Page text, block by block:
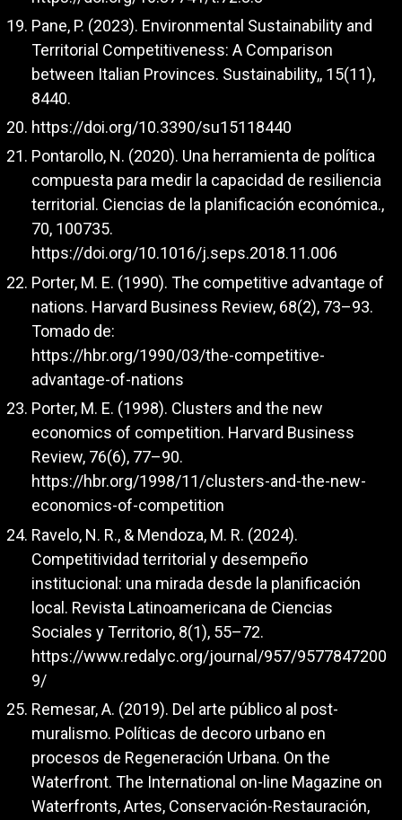
Pane, P. (2023). Environmental Sustainability and
Territorial Competitiveness: A Comparison
between Italian Provinces. Sustainability,, 15(11),
8440.
https://doi.org/10.3390/su15118440
Pontarollo, N. (2020). Una herramienta de política
compuesta para medir la capacidad de resiliencia
territorial. Ciencias de la planificación económica.,
70, 100735.
https://doi.org/10.1016/j.seps.2018.11.006
Porter, M. E. (1990). The competitive advantage of
nations. Harvard Business Review, 68(2), 73–93.
Tomado de:
https://hbr.org/1990/03/the-competitive-
advantage-of-nations
Porter, M. E. (1998). Clusters and the new
economics of competition. Harvard Business
Review, 76(6), 77–90.
https://hbr.org/1998/11/clusters-and-the-new-
economics-of-competition
Ravelo, N. R., & Mendoza, M. R. (2024).
Competitividad territorial y desempeño
institucional: una mirada desde la planificación
local. Revista Latinoamericana de Ciencias
Sociales y Territorio, 8(1), 55–72.
https://www.redalyc.org/journal/957/9577847200
9/
Remesar, A. (2019). Del arte público al post-
muralismo. Políticas de decoro urbano en
procesos de Regeneración Urbana. On the
Waterfront. The International on-line Magazine on
Waterfronts, Artes, Conservación-Restauración,